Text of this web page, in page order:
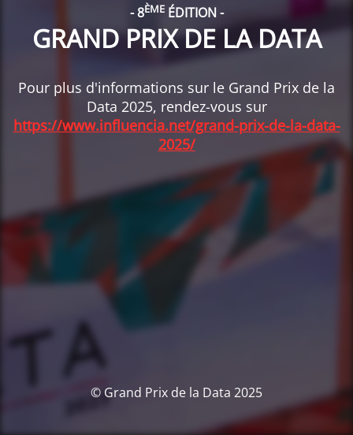
- 8ÈMEÉDITION -
GRAND PRIX DE LA DATA
Pour plus d'informations sur le Grand Prix de la
Data 2025, rendez-vous sur
https://www.influencia.net/grand-prix-de-la-data-
2025/
© Grand Prix de la Data 2025